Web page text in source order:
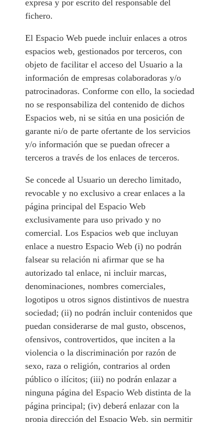
expresa y por escrito del responsable del
fichero.
El Espacio Web puede incluir enlaces a otros
espacios web, gestionados por terceros, con
objeto de facilitar el acceso del Usuario a la
información de empresas colaboradoras y/o
patrocinadoras. Conforme con ello, la sociedad
no se responsabiliza del contenido de dichos
Espacios web, ni se sitúa en una posición de
garante ni/o de parte ofertante de los servicios
y/o información que se puedan ofrecer a
terceros a través de los enlaces de terceros.
Se concede al Usuario un derecho limitado,
revocable y no exclusivo a crear enlaces a la
página principal del Espacio Web
exclusivamente para uso privado y no
comercial. Los Espacios web que incluyan
enlace a nuestro Espacio Web (i) no podrán
falsear su relación ni afirmar que se ha
autorizado tal enlace, ni incluir marcas,
denominaciones, nombres comerciales,
logotipos u otros signos distintivos de nuestra
sociedad; (ii) no podrán incluir contenidos que
puedan considerarse de mal gusto, obscenos,
ofensivos, controvertidos, que inciten a la
violencia o la discriminación por razón de
sexo, raza o religión, contrarios al orden
público o ilícitos; (iii) no podrán enlazar a
ninguna página del Espacio Web distinta de la
página principal; (iv) deberá enlazar con la
propia dirección del Espacio Web, sin permitir